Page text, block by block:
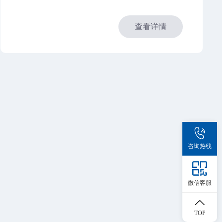
查看详情
咨询热线
微信客服
TOP